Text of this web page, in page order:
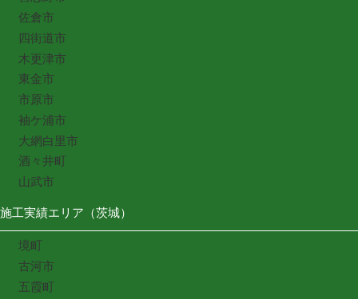
佐倉市
四街道市
木更津市
東金市
市原市
袖ケ浦市
大網白里市
酒々井町
山武市
施工実績エリア（茨城）
境町
古河市
五霞町